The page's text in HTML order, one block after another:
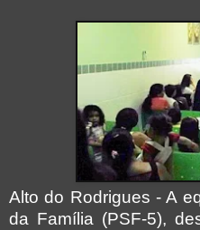
Alto do Rodrigues - A
da Família (PSF-5),